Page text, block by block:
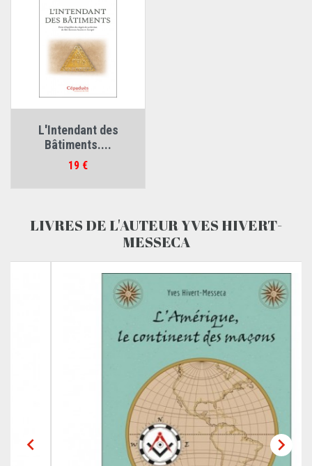
L'Intendant des
Bâtiments....
Prix
19 €
LIVRES DE L'AUTEUR YVES HIVERT-
MESSECA
 